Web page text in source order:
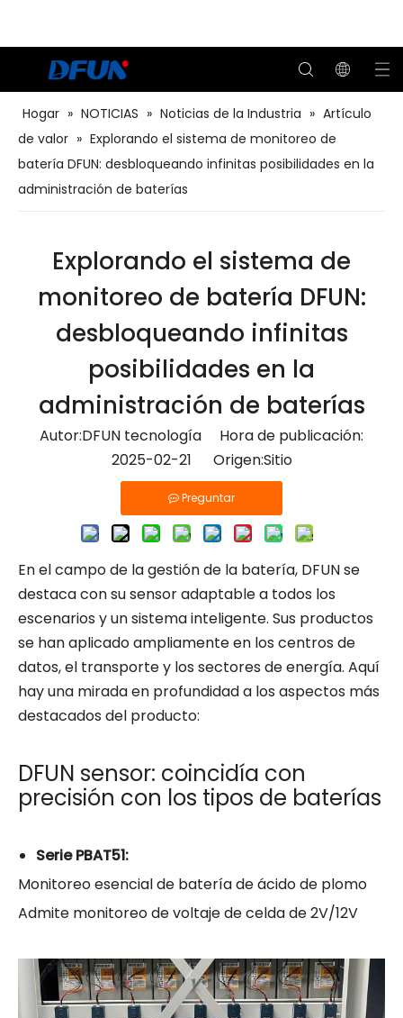
Hogar » NOTICIAS » Noticias de la Industria » Artículo
de valor » Explorando el sistema de monitoreo de
batería DFUN: desbloqueando infinitas posibilidades en la
administración de baterías
Explorando el sistema de
monitoreo de batería DFUN:
desbloqueando infinitas
posibilidades en la
administración de baterías
Autor:DFUN tecnología Hora de publicación:
2025-02-21 Origen:Sitio
Preguntar
En el campo de la gestión de la batería, DFUN se
destaca con su sensor adaptable a todos los
escenarios y un sistema inteligente. Sus productos
se han aplicado ampliamente en los centros de
datos, el transporte y los sectores de energía. Aquí
hay una mirada en profundidad a los aspectos más
destacados del producto:
DFUN sensor: coincidía con
precisión con los tipos de baterías
Serie PBAT51:
Monitoreo esencial de batería de ácido de plomo
Admite monitoreo de voltaje de celda de 2V/12V